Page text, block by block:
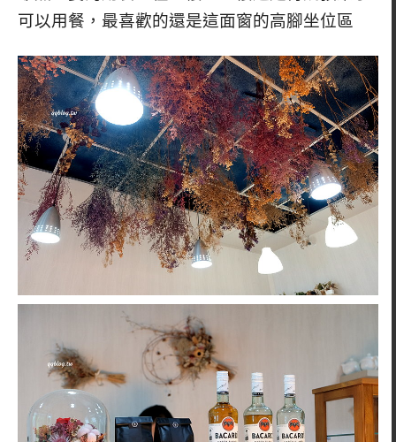
可以用餐，最喜歡的還是這面窗的高腳坐位區